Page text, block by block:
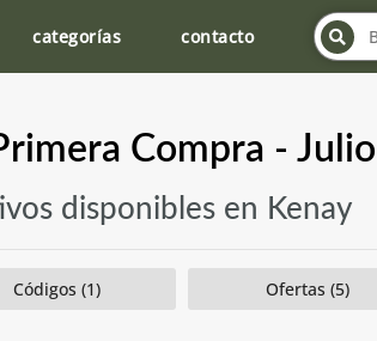
categorías contacto
Compra -
disponibles en Kenay
Códigos (1) Ofertas (5)